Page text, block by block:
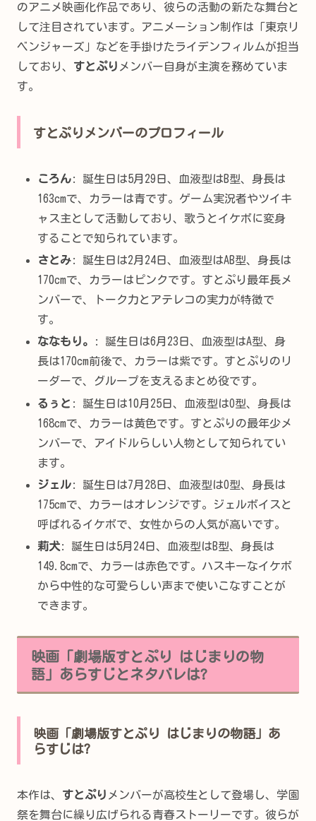
のアニメ映画化作品であり、彼らの活動の新たな舞台と
して注目されています。アニメーション制作は「東京リ
ベンジャーズ」などを手掛けたライデンフィルムが担当
しており、 すとぷり メンバー自身が主演を務めていま
す。
すとぷりメンバーのプロフィール
ころん: 誕生日は5月29日、血液型はB型、身長は
163cmで、カラーは青です。ゲーム実況者やツイキ
ャス主として活動しており、歌うとイケボに変身
することで知られています。
さとみ: 誕生日は2月24日、血液型はAB型、身長は
170cmで、カラーはピンクです。すとぷり最年長メ
ンバーで、トーク力とアテレコの実力が特徴で
す。
ななもり。
: 誕生日は6月23日、血液型はA型、身
長は170cm前後で、カラーは紫です。すとぷりのリ
ーダーで、グループを支えるまとめ役です。
るぅと : 誕生日は10月25日、血液型はO型、身長は
168cmで、カラーは黄色です。すとぷりの最年少メ
ンバーで、アイドルらしい人物として知られてい
ます。
ジェル: 誕生日は7月28日、血液型はO型、身長は
175cmで、カラーはオレンジです。ジェルボイスと
呼ばれるイケボで、女性からの人気が高いです。
莉犬: 誕生日は5月24日、血液型はB型、身長は
149.8cmで、カラーは赤色です。ハスキーなイケボ
から中性的な可愛らしい声まで使いこなすことが
できます。
映画「劇場版すとぷり はじまりの物
語」あらすじとネタバレは?
映画「劇場版すとぷり はじまりの物語」あ
らすじは?
本作は、 すとぷり メンバーが高校生として登場し、学園
祭を舞台に繰り広げられる青春ストーリーです。彼らが